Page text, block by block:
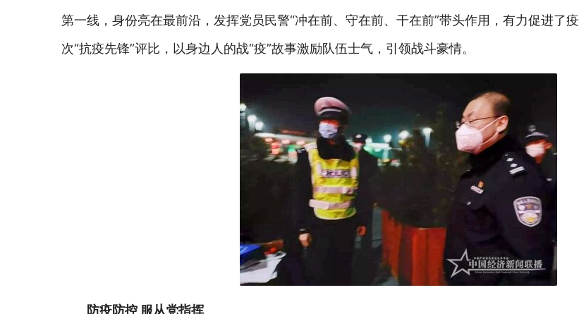
第一线，身份亮在最前沿，发挥党员民警“冲在前、守在前、干在前”带头作用，有力促进了
次“抗疫先锋”评比，以身边人的战“疫”故事激励队伍士气，引领战斗豪情。
防疫防控 服从党指挥